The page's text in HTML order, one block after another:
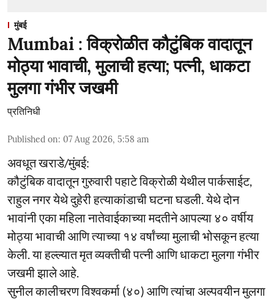
मुंबई
Mumbai : विक्रोळीत कौटुंबिक वादातून
मोठ्या भावाची, मुलाची हत्या; पत्नी, धाकटा
मुलगा गंभीर जखमी
प्रतिनिधी
Published on: 07 Aug 2026, 5:58 am
अवधूत खराडे/मुंबई:
कौटुंबिक वादातून गुरुवारी पहाटे विक्रोळी येथील पार्कसाईट,
राहुल नगर येथे दुहेरी हत्याकांडाची घटना घडली. येथे दोन
भावांनी एका महिला नातेवाईकाच्या मदतीने आपल्या ४० वर्षीय
मोठ्या भावाची आणि त्याच्या १४ वर्षांच्या मुलाची भोसकून हत्या
केली. या हल्ल्यात मृत व्यक्तीची पत्नी आणि धाकटा मुलगा गंभीर
जखमी झाले आहे.
सुनील कालीचरण विश्वकर्मा (४०) आणि त्यांचा अल्पवयीन मुलगा